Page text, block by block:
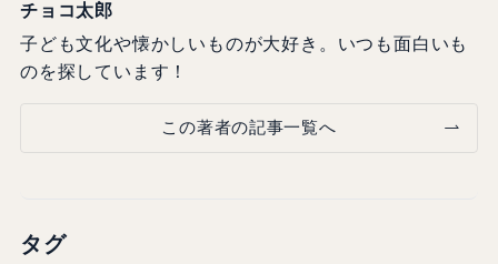
チョコ太郎
子ども文化や懐かしいものが大好き。いつも面白いも
のを探しています！
この著者の記事一覧へ
タグ